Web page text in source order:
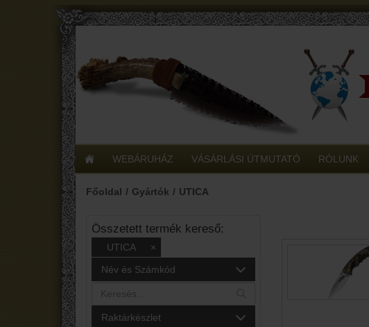
WEBÁRUHÁZ VÁSÁRLÁSI ÚTMUTATÓ RÓLUNK
Főoldal Gyártók UTICA
Összetett termék kereső:
UTICA
×
Név és Számkód
Raktárkészlet